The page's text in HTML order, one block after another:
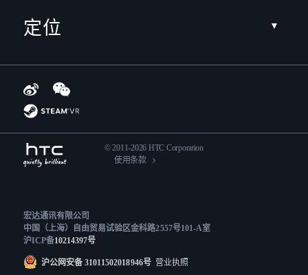
定位
© 2011-2026 HTC Corporation
使用条款
宏达通讯有限公司
中国（上海）自由贸易试验区金科路2557号101-A室
沪ICP备10214397号
沪公网安备 31011502018946号营业执照